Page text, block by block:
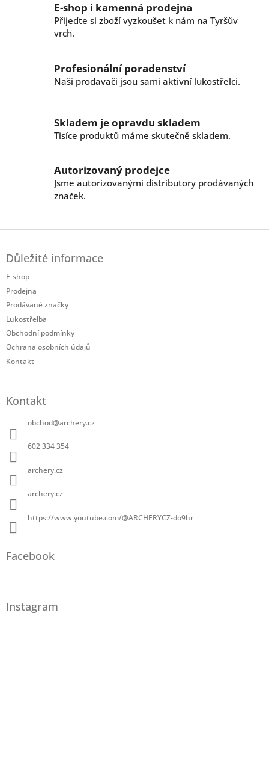
á
d
p
r
v
ý
s
u
E-shop i kamenná prodejna
Přijeďte si zboží vyzkoušet k nám na Tyršův
vrch.
Profesionální poradenství
Naši prodavači jsou sami aktivní lukostřelci.
Skladem je opravdu skladem
Tisíce produktů máme skutečně skladem.
Autorizovaný prodejce
Jsme autorizovanými distributory prodávaných
značek.
Důležité informace
E-shop
Prodejna
Prodávané značky
Lukostřelba
Obchodní podmínky
Ochrana osobních údajů
Kontakt
Kontakt
obchod@archery.cz
602 334 354
archery.cz
archery.cz
https://www.youtube.com/@ARCHERYCZ-do9hr
Facebook
Instagram